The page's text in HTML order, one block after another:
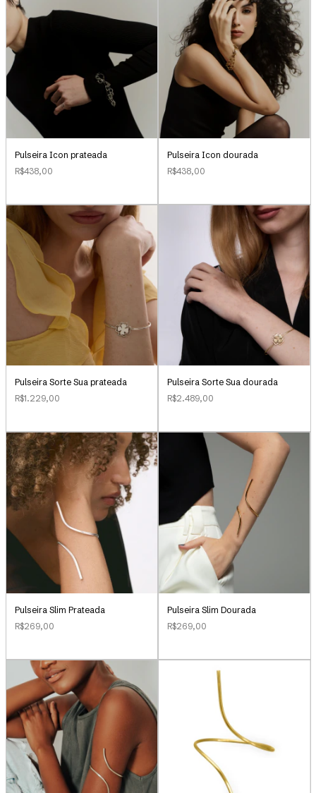
Pulseira Icon prateada
R$438,00
Pulseira Icon dourada
R$438,00
Pulseira Sorte Sua prateada
R$1.229,00
Pulseira Sorte Sua dourada
R$2.489,00
Pulseira Slim Prateada
R$269,00
Pulseira Slim Dourada
R$269,00